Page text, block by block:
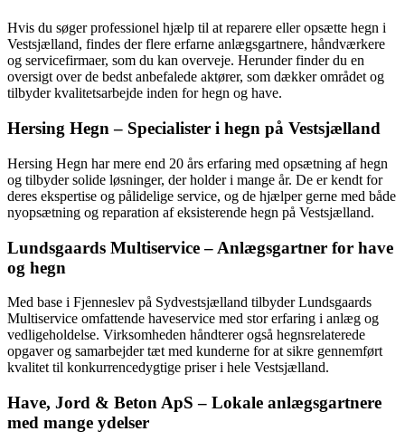
Hvis du søger professionel hjælp til at reparere eller opsætte hegn i
Vestsjælland, findes der flere erfarne anlægsgartnere, håndværkere
og servicefirmaer, som du kan overveje. Herunder finder du en
oversigt over de bedst anbefalede aktører, som dækker området og
tilbyder kvalitetsarbejde inden for hegn og have.
Hersing Hegn – Specialister i hegn på Vestsjælland
Hersing Hegn har mere end 20 års erfaring med opsætning af hegn
og tilbyder solide løsninger, der holder i mange år. De er kendt for
deres ekspertise og pålidelige service, og de hjælper gerne med både
nyopsætning og reparation af eksisterende hegn på Vestsjælland.
Lundsgaards Multiservice – Anlægsgartner for have
og hegn
Med base i Fjenneslev på Sydvestsjælland tilbyder Lundsgaards
Multiservice omfattende haveservice med stor erfaring i anlæg og
vedligeholdelse. Virksomheden håndterer også hegnsrelaterede
opgaver og samarbejder tæt med kunderne for at sikre gennemført
kvalitet til konkurrencedygtige priser i hele Vestsjælland.
Have, Jord & Beton ApS – Lokale anlægsgartnere
med mange ydelser